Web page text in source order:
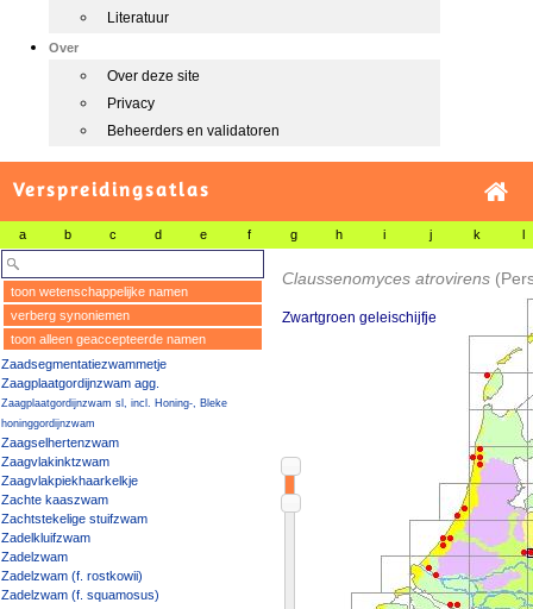
Literatuur
Over
Over deze site
Privacy
Beheerders en validatoren
Verspreidingsatlas
a b c d e f g h i j k l
toon wetenschappelijke namen
verberg synoniemen
toon alleen geaccepteerde namen
Zaadsegmentatiezwammetje
Zaagplaatgordijnzwam agg.
Zaagplaatgordijnzwam sl, incl. Honing-, Bleke
honinggordijnzwam
Zaagselhertenzwam
Zaagvlakinktzwam
Zaagvlakpiekhaarkelkje
Zachte kaaszwam
Zachtstekelige stuifzwam
Zadelkluifzwam
Zadelzwam
Zadelzwam (f. rostkowii)
Zadelzwam (f. squamosus)
Claussenomyces atrovirens
Zwartgroen geleischijfje